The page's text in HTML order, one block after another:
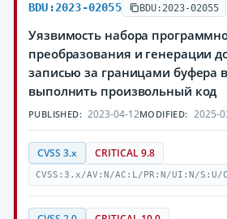
BDU:2023-02055 BDU:2023-02055
Уязвимость набора
преобразования и генерации
записью за границами
выполнить произвольный код
PUBLISHED: 2023-04-12MODIFIED: 2025-
CVSS 3.x CRITICAL 9.8
CVSS:3.x/AV:N/AC:L/PR:N/UI:N/